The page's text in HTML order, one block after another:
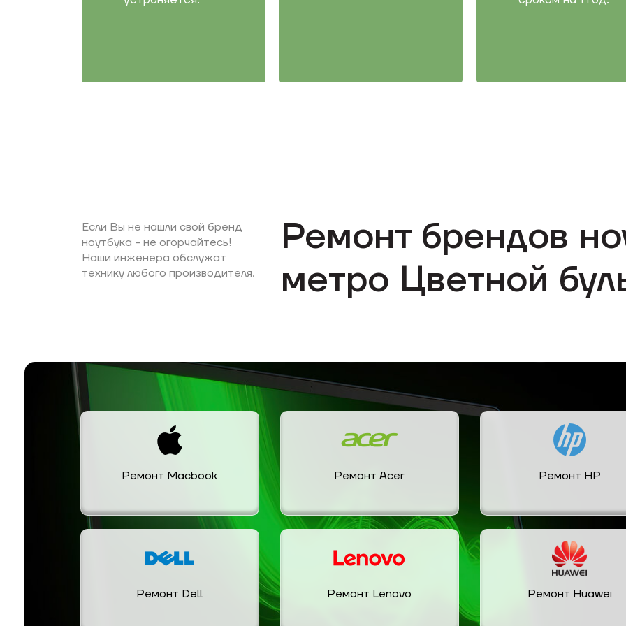
Если Вы не нашли свой бренд
ноутбука - не огорчайтесь!
Наши инженера обслужат
технику любого производителя.
Ремонт брендов
метро Цветной
Ремонт Macbook Ремонт Acer Ремонт HP
Ремонт Dell Ремонт Lenovo Ремонт Huawei